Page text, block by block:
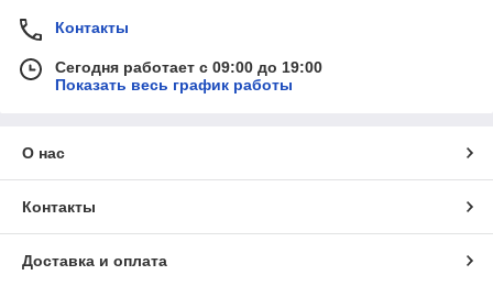
Контакты
Сегодня работает с 09:00 до 19:00
Показать весь график работы
О нас
Контакты
Доставка и оплата